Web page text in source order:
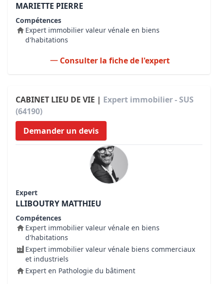
MARIETTE PIERRE
Compétences
Expert immobilier valeur vénale en biens
d'habitations
Consulter la fiche de l'expert
CABINET LIEU DE VIE | Expert immobilier - SUS
(64190)
Demander un devis
Expert
LLIBOUTRY MATTHIEU
Compétences
Expert immobilier valeur vénale en biens
d'habitations
Expert immobilier valeur vénale biens commerciaux
et industriels
Expert en Pathologie du bâtiment